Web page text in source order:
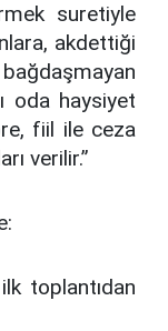
suretiyle
akdettiği
oda haysiyet
fiil ile ceza
verilir.”
toplantıdan